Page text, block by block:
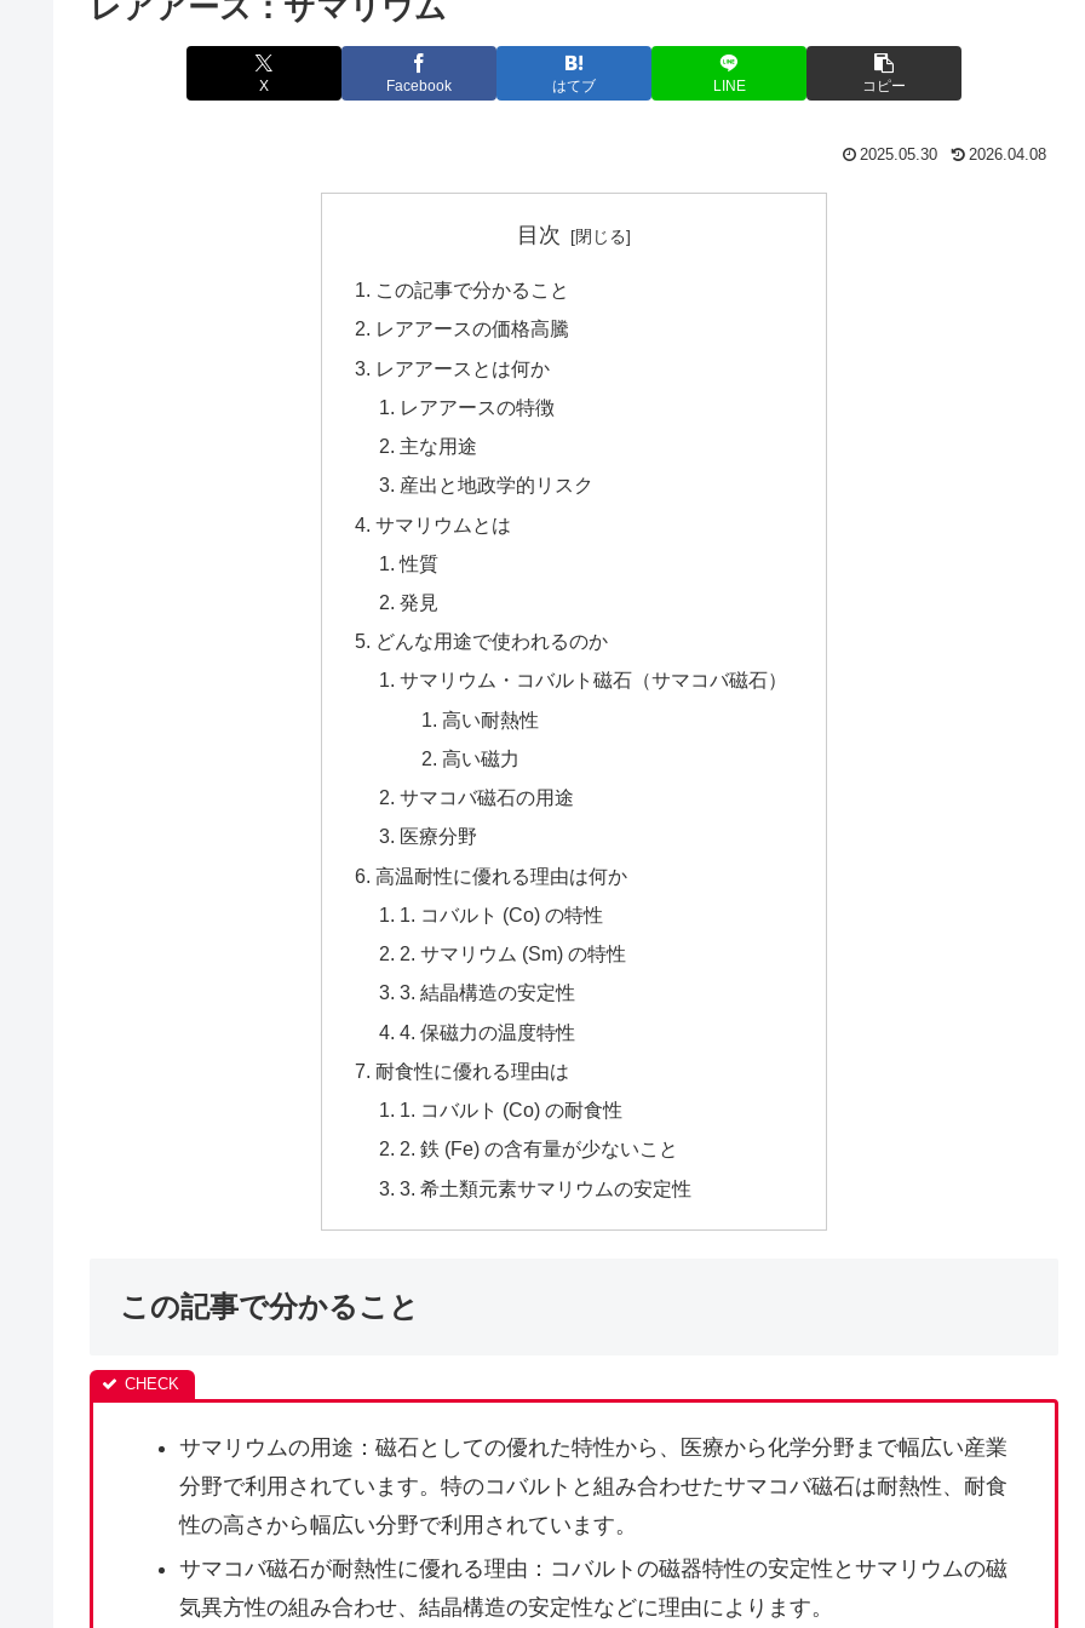
X Facebook はてブ LINE コピー
2025.05.30 2026.04.08
目次
この記事で分かること
レアアースの価格高騰
レアアースとは何か
レアアースの特徴
主な用途
産出と地政学的リスク
サマリウムとは
性質
発見
どんな用途で使われるのか
サマリウム・コバルト磁石（サマコバ磁石）
高い耐熱性
高い磁力
サマコバ磁石の用途
医療分野
高温耐性に優れる理由は何か
1. コバルト (Co) の特性
2. サマリウム (Sm) の特性
3. 結晶構造の安定性
4. 保磁力の温度特性
耐食性に優れる理由は
1. コバルト (Co) の耐食性
2. 鉄 (Fe) の含有量が少ないこと
3. 希土類元素サマリウムの安定性
この記事で分かること
サマリウムの用途：磁石としての優れた特性から、医療から化学分野まで幅広い産業
分野で利用されています。特のコバルトと組み合わせたサマコバ磁石は耐熱性、耐食
性の高さから幅広い分野で利用されています。
サマコバ磁石が耐熱性に優れる理由：コバルトの磁器特性の安定性とサマリウムの磁
気異方性の組み合わせ、結晶構造の安定性などに理由によります。